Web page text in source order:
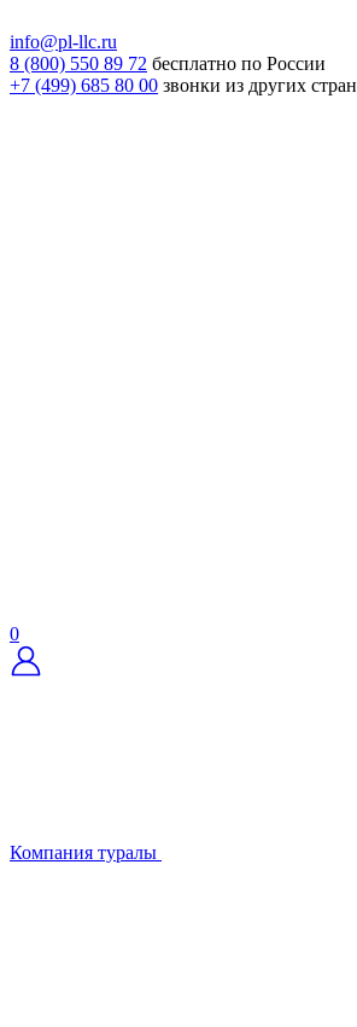
info@pl-llc.ru
8 (800) 550 89 72 бесплатно по России
+7 (499) 685 80 00 звонки из других стран
0
Компания туралы